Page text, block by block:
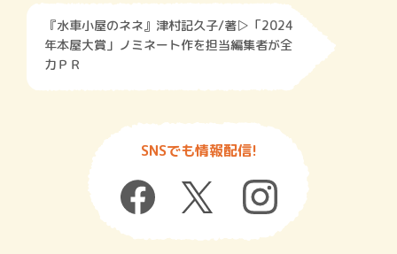
『水車小屋のネネ』津村記久子/著▷「2024
年本屋大賞」ノミネート作を担当編集者が全
力ＰＲ
SNSでも情報配信!